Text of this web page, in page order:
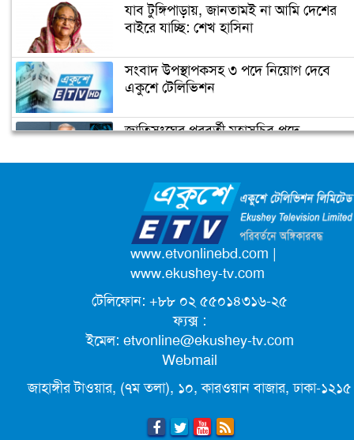
শহীদ ডা. মিলন দিবস আজ
মুনীর চৌধুরীর জন্মদিনে গুগলের ডুডল
যাব টুঙ্গিপাড়ায়, জানতামই না আমি দেশের
বাইরে যাচ্ছি: শেখ হাসিনা
সংবাদ উপস্থাপকসহ ৩ পদে নিয়োগ দেবে
একুশে টেলিভিশন
জাতিসংঘের পরবর্তী মহাসচিব পদে
ক্যাম্পাস অ্যাম্বাসেডর নিয়োগ দিচ্ছে একুশে
টেলিভিশন
পদোন্নতি পেয়ে সচিব হলেন ২ কর্মকর্তা
লিগ্যাল এইডের মাধ্যমে সন্তান ফিরে পেল
সেই কিশোরী মা জুঁই
জেট ফুয়েলের দাম কমলো লিটারে ১৯ টাকা
মূল্যস্ফীতি কমে জুনে ৯ দশমিক ১৬ শতাংশ
www.etvonlinebd.com |
www.ekushey-tv.com
টেলিফোন: +৮৮ ০২ ৫৫০১৪৩১৬-২৫
ফ্যক্স :
ইমেল: etvonline@ekushey-tv.com
Webmail
জাহাঙ্গীর টাওয়ার, (৭ম তলা), ১০, কারওয়ান বাজার, ঢাকা-১২১৫